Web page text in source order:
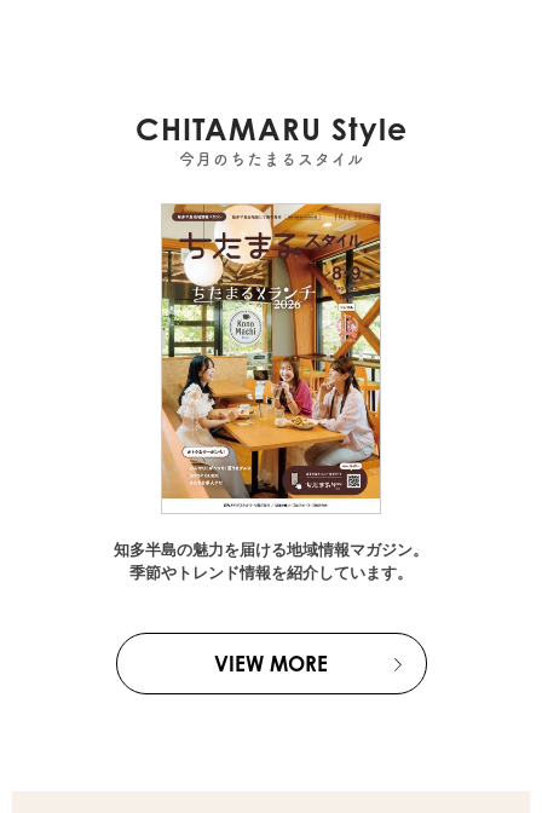
CHITAMARU Style
今月のちたまるスタイル
知多半島の魅力を届ける地域情報マガジン。
季節やトレンド情報を紹介しています。
VIEW MORE